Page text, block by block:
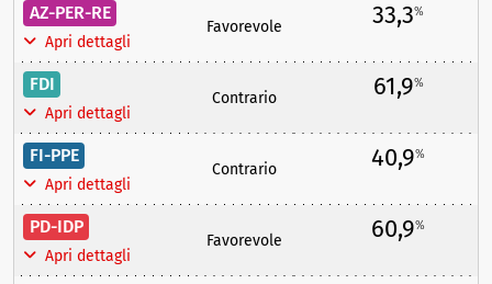
AZ-PER-RE
Apri dettagli
Favorevole 33,3%
FDI
Apri dettagli
Contrario 61,9%
FI-PPE
Apri dettagli
Contrario 40,9%
PD-IDP
Apri dettagli
Favorevole 60,9%